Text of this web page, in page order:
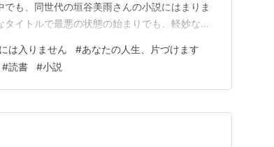
も、同世代の垣谷美雨さんの小説にはまりま
イトルで最悪の状態の始まりでも、軽妙な語
われます。 そんなわけで、最近は垣谷美雨さ
最近読んだ…
は入りません #あなたの人生、片づけます
#読書 #小説